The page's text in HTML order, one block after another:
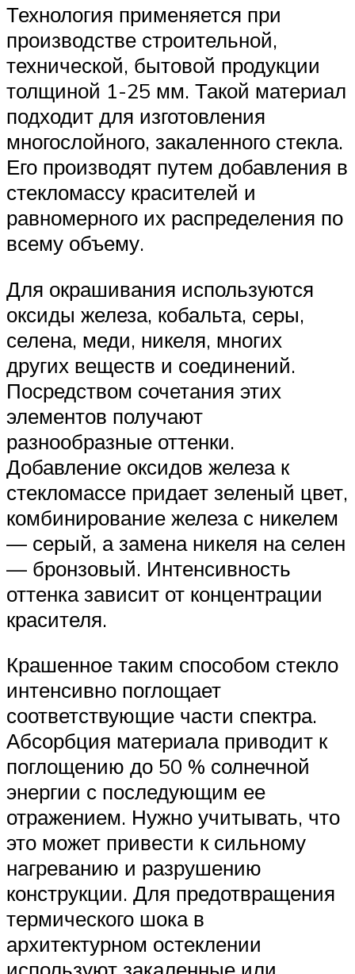
Технология применяется при
производстве строительной,
технической, бытовой продукции
толщиной 1-25 мм. Такой материал
подходит для изготовления
многослойного, закаленного стекла.
Его производят путем добавления в
стекломассу красителей и
равномерного их распределения по
всему объему.
Для окрашивания используются
оксиды железа, кобальта, серы,
селена, меди, никеля, многих
других веществ и соединений.
Посредством сочетания этих
элементов получают
разнообразные оттенки.
Добавление оксидов железа к
стекломассе придает зеленый цвет,
комбинирование железа с никелем
— серый, а замена никеля на селен
— бронзовый. Интенсивность
оттенка зависит от концентрации
красителя.
Крашенное таким способом стекло
интенсивно поглощает
соответствующие части спектра.
Абсорбция материала приводит к
поглощению до 50 % солнечной
энергии с последующим ее
отражением. Нужно учитывать, что
это может привести к сильному
нагреванию и разрушению
конструкции. Для предотвращения
термического шока в
архитектурном остеклении